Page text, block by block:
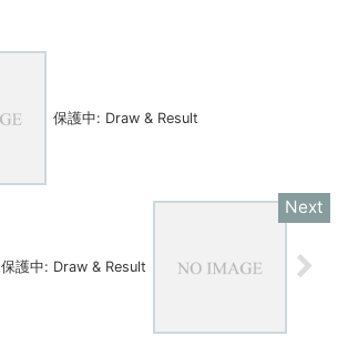
保護中: Draw & Result
保護中: Draw & Result